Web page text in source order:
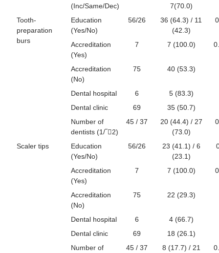
(Inc/Same/Dec)
7(70.0)
Tooth-
preparation
burs
Education
(Yes/No)
56/26
36 (64.3) / 11
(42.3)
Accreditation
(Yes)
7 7 (100.0)
Accreditation
(No)
75 40 (53.3)
Dental hospital 6
5 (83.3)
Dental clinic
69
35 (50.7)
Number of
dentists (1/‾2)
45 / 37
20 (44.4) / 27
(73.0)
Scaler tips
Education
(Yes/No)
56/26
23 (41.1) / 6
(23.1)
Accreditation
(Yes)
7 7 (100.0)
Accreditation
(No)
75 22 (29.3)
Dental hospital 6
4 (66.7)
Dental clinic
69
18 (26.1)
Number of
45 / 37
8 (17.7) / 21